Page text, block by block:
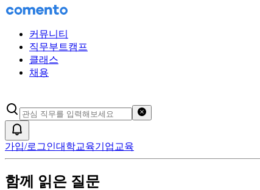
커뮤니티
직무부트캠프
클래스
채용
가입/로그인대학교육기업교육
함께 읽은 질문